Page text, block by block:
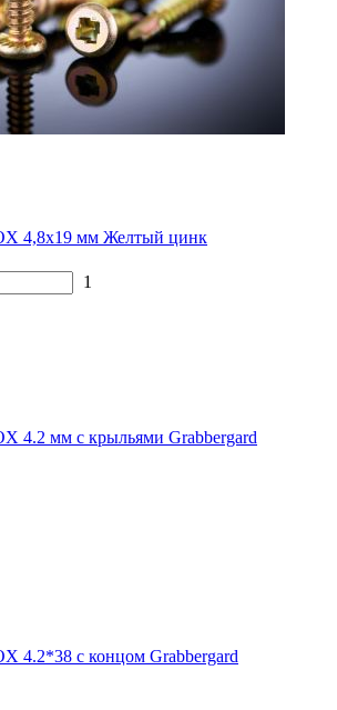
4,8х19 мм Желтый цинк
1
4.2 мм с крыльями Grabbergard
4.2*38 с концом Grabbergard